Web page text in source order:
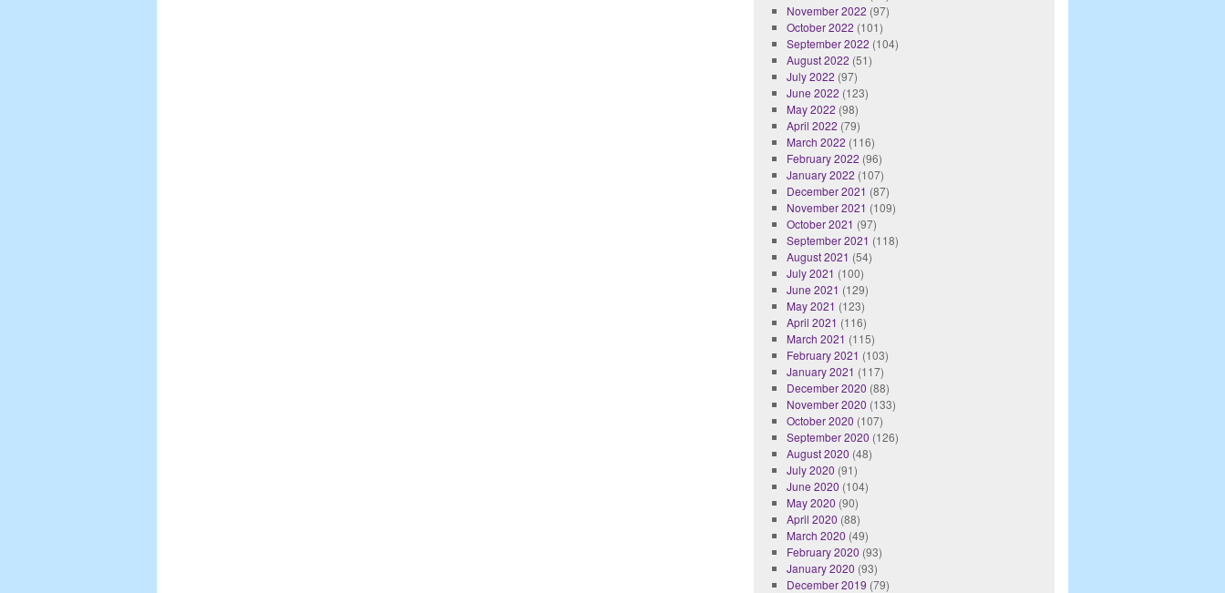
November 2022 (97)
October 2022 (101)
September 2022 (104)
August 2022 (51)
July 2022 (97)
June 2022 (123)
May 2022 (98)
April 2022 (79)
March 2022 (116)
February 2022 (96)
January 2022 (107)
December 2021 (87)
November 2021 (109)
October 2021 (97)
September 2021 (118)
August 2021 (54)
July 2021 (100)
June 2021 (129)
May 2021 (123)
April 2021 (116)
March 2021 (115)
February 2021 (103)
January 2021 (117)
December 2020 (88)
November 2020 (133)
October 2020 (107)
September 2020 (126)
August 2020 (48)
July 2020 (91)
June 2020 (104)
May 2020 (90)
April 2020 (88)
March 2020 (49)
February 2020 (93)
January 2020 (93)
December 2019 (79)